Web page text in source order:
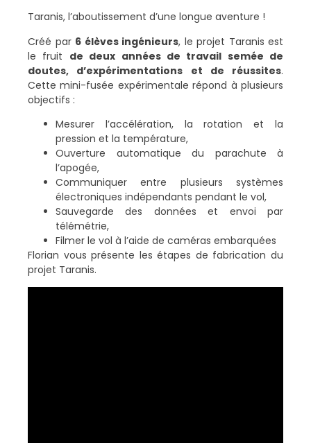
Taranis, l’aboutissement d’une longue aventure !
Créé par 6 élèves ingénieurs, le projet Taranis est
le fruit de deux années de travail semée de
doutes, d’expérimentations et de réussites.
Cette mini-fusée expérimentale répond à plusieurs
objectifs :
Mesurer l’accélération, la rotation et la
pression et la température,
Ouverture automatique du parachute à
l’apogée,
Communiquer entre plusieurs systèmes
électroniques indépendants pendant le vol,
Sauvegarde des données et envoi par
télémétrie,
Filmer le vol à l’aide de caméras embarquées
Florian vous présente les étapes de fabrication du
projet Taranis.